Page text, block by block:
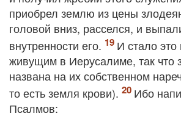
приобрел землю из цены
головой вниз, расселся, и
внутренности его.
И стало
живущим в Иерусалиме, так что
названа на их собственном
то есть земля крови).
Ибо
Псалмов: